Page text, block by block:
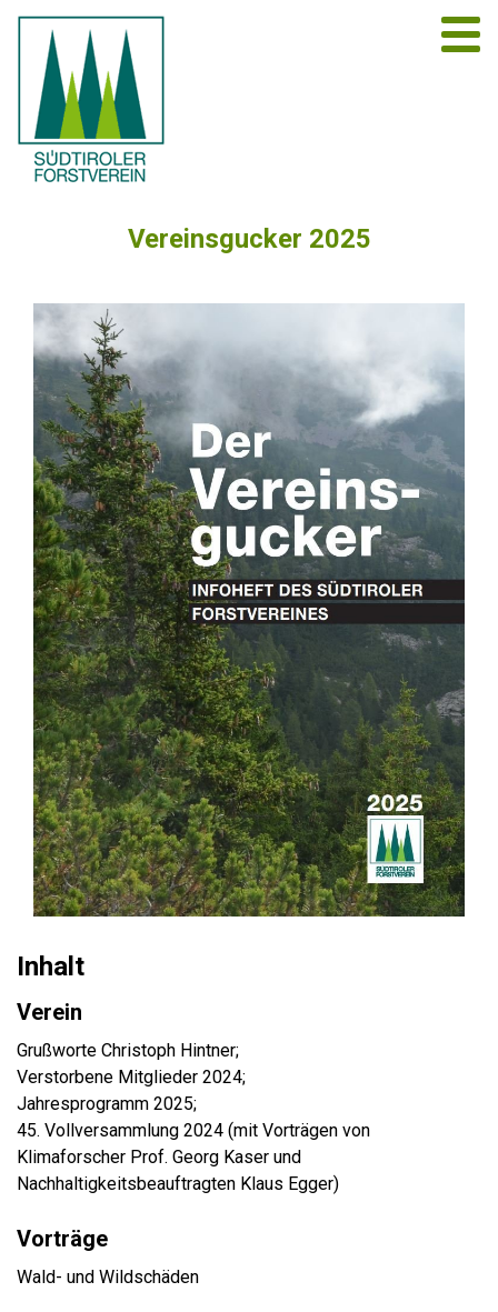
Vereinsgucker 2025
Inhalt
Verein
Grußworte Christoph Hintner;
Verstorbene Mitglieder 2024;
Jahresprogramm 2025;
45. Vollversammlung 2024 (mit Vorträgen von
Klimaforscher Prof. Georg Kaser und
Nachhaltigkeitsbeauftragten Klaus Egger)
Vorträge
Wald- und Wildschäden